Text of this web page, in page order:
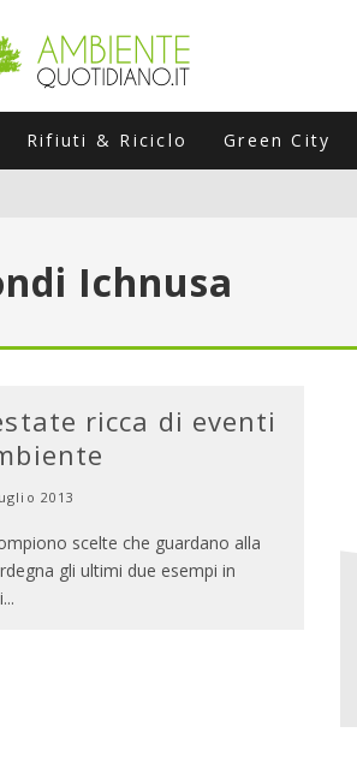
Rifiuti & Riciclo Green City
Ichnusa
ricca di eventi
2013
scelte che guardano alla
gli ultimi due esempi in
...